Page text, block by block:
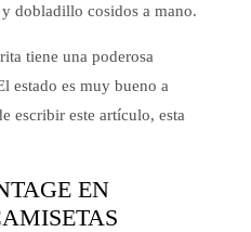
dobladillo cosidos a mano.
tiene una poderosa
estado es muy bueno a
escribir este artículo, esta
EN